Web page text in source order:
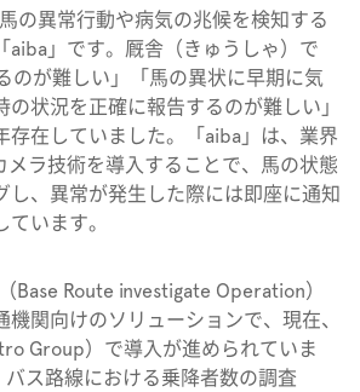
の異常行動や病気の兆候を検知する
aiba」です。厩舎（きゅうしゃ）で
のが難しい」「馬の異状に早期に気
の状況を正確に報告するのが難しい」
存在していました。「aiba」は、業界
メラ技術を導入することで、馬の状態
し、異常が発生した際には即座に通知
います。
Base Route investigate Operation）
機関向けのソリューションで、現在、
Group）で導入が進められていま
ス路線における乗降者数の調査